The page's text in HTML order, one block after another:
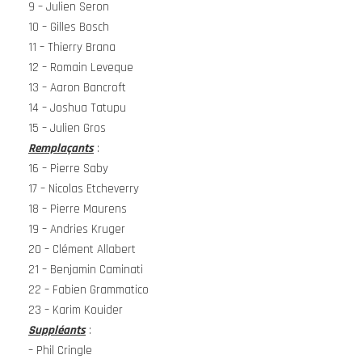
9 – Julien Seron
10 – Gilles Bosch
11 – Thierry Brana
12 – Romain Leveque
13 – Aaron Bancroft
14 – Joshua Tatupu
15 – Julien Gros
Remplaçants:
16 – Pierre Saby
17 – Nicolas Etcheverry
18 – Pierre Maurens
19 – Andries Kruger
20 – Clément Allabert
21 – Benjamin Caminati
22 – Fabien Grammatico
23 – Karim Kouider
Suppléants:
– Phil Cringle